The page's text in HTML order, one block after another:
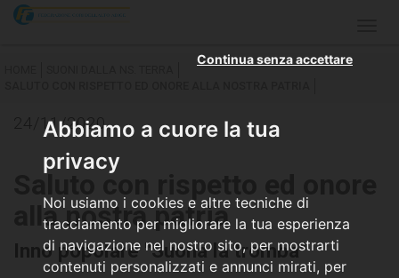
Abbiamo a cuore la tua
privacy
Noi usiamo i cookies e altre tecniche di
tracciamento per migliorare la tua esperienza
di navigazione nel nostro sito, per mostrarti
contenuti personalizzati e annunci mirati, per
Continua senza accettare
24/11/2020
Saluto con rispetto ed onore
alla nostra patria
Inno popolare "Suona la tromba"